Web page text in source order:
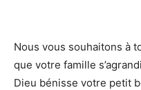
Nous vous souhaitons à
que votre famille
Dieu bénisse votre petit